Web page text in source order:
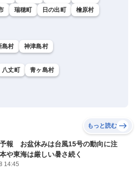
瑞穂町 日の出町
檜原村
島村 神津島村
八丈町 青ヶ島村
もっと読む
報 お盆休みは台風15号の動向に注
や東海は厳しい暑さ続く
14:45